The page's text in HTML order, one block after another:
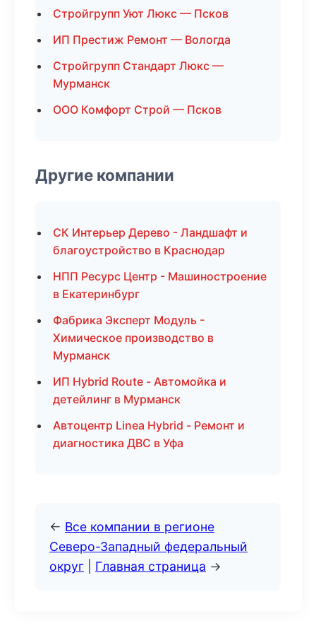
Стройгрупп Уют Люкс — Псков
ИП Престиж Ремонт — Вологда
Стройгрупп Стандарт Люкс —
Мурманск
ООО Комфорт Строй — Псков
Другие компании
СК Интерьер Дерево - Ландшафт и
благоустройство в Краснодар
НПП Ресурс Центр - Машиностроение
в Екатеринбург
Фабрика Эксперт Модуль -
Химическое производство в
Мурманск
ИП Hybrid Route - Автомойка и
детейлинг в Мурманск
Автоцентр Linea Hybrid - Ремонт и
диагностика ДВС в Уфа
← Все компании в регионе
Северо-Западный федеральный
округ
Главная страница →